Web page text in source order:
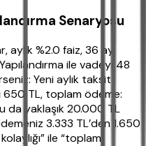
Senaryosu
aylık %2.0 faiz, 36 ay
ile vadeyi 48
Yeni aylık taksit
650 TL, toplam ödeme:
da yaklaşık 20.000 TL
3.333 TL’den 1.650
ile “toplam